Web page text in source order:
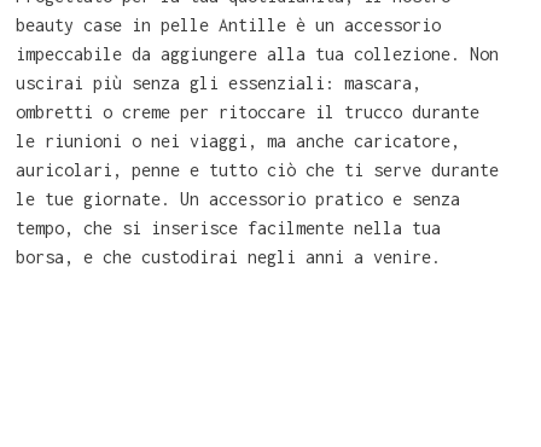
beauty case in pelle Antille è un accessorio
impeccabile da aggiungere alla tua collezione. Non
uscirai più senza gli essenziali: mascara,
ombretti o creme per ritoccare il trucco durante
le riunioni o nei viaggi, ma anche caricatore,
auricolari, penne e tutto ciò che ti serve durante
le tue giornate. Un accessorio pratico e senza
tempo, che si inserisce facilmente nella tua
borsa, e che custodirai negli anni a venire.